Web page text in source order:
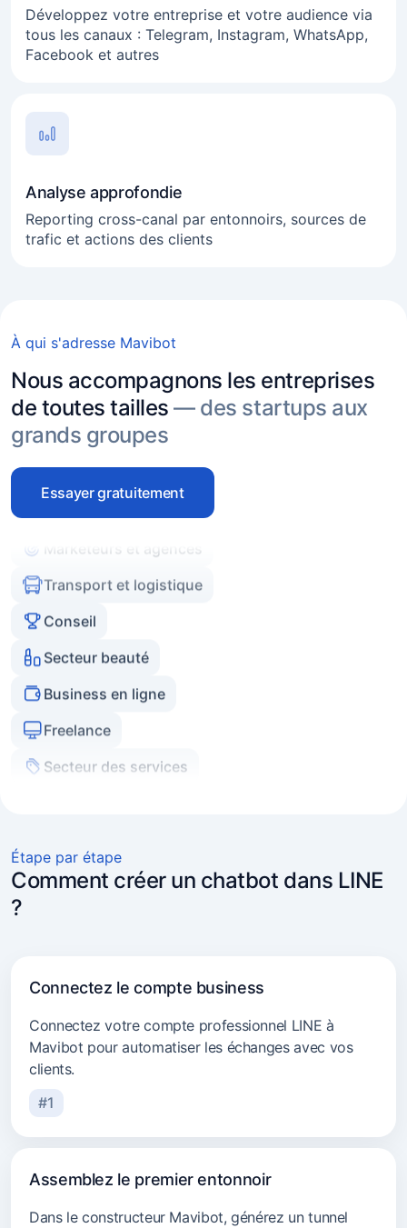
Développez votre entreprise et votre audience via
tous les canaux : Telegram, Instagram, WhatsApp,
Facebook et autres
Analyse approfondie
Reporting cross-canal par entonnoirs, sources de
trafic et actions des clients
À qui s'adresse Mavibot
Nous accompagnons les entreprises
de toutes tailles— des startups aux
grands groupes
Essayer gratuitement
Agences immobilières
Experts et coachs
Marketeurs et agences
Transport et logistique
Conseil
Secteur beauté
Business en ligne
Freelance
Secteur des services
Agences immobilières
Marketeurs et agences
Secteur beauté
Étape par étape
Comment créer un chatbot dans LINE
?
Connectez le compte business
Connectez votre compte professionnel LINE à
Mavibot pour automatiser les échanges avec vos
clients.
#1
Assemblez le premier entonnoir
Dans le constructeur Mavibot, générez un tunnel